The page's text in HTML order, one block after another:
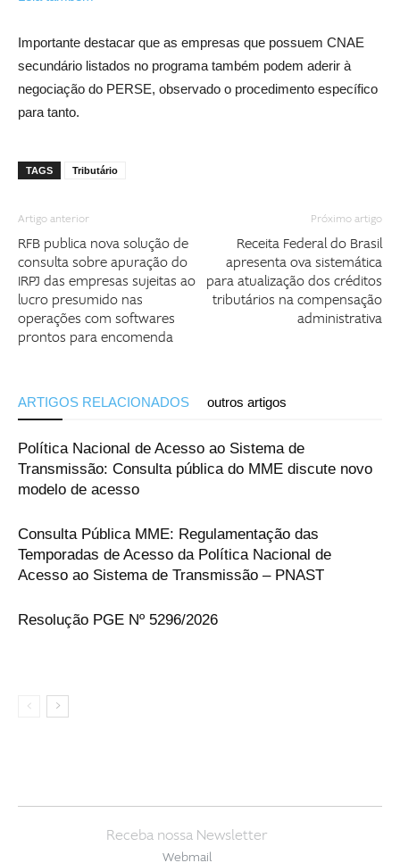
Importante destacar que as empresas que possuem CNAE
secundário listados no programa também podem aderir à
negociação do PERSE, observado o procedimento específico
para tanto.
TAGS Tributário
Artigo anterior
RFB publica nova solução de
consulta sobre apuração do
IRPJ das empresas sujeitas ao
lucro presumido nas
operações com softwares
prontos para encomenda
Próximo artigo
Receita Federal do Brasil
apresenta ova sistemática
para atualização dos créditos
tributários na compensação
administrativa
ARTIGOS RELACIONADOS outros artigos
Política Nacional de Acesso ao Sistema de
Transmissão: Consulta pública do MME discute novo
modelo de acesso
Consulta Pública MME: Regulamentação das
Temporadas de Acesso da Política Nacional de
Acesso ao Sistema de Transmissão – PNAST
Resolução PGE Nº 5296/2026
Receba nossa Newsletter
Webmail